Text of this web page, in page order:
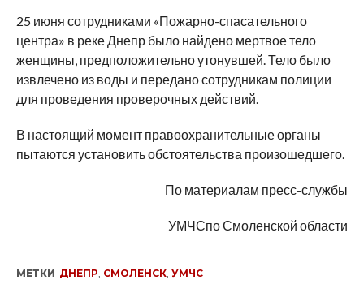
25 июня сотрудниками «Пожарно-спасательного
центра» в реке Днепр было найдено мертвое тело
женщины, предположительно утонувшей. Тело было
извлечено из воды и передано сотрудникам полиции
для проведения проверочных действий.
В настоящий момент правоохранительные органы
пытаются установить обстоятельства произошедшего.
По материалам пресс-службы
УМЧСпо Смоленской области
МЕТКИ ДНЕПР, СМОЛЕНСК, УМЧС